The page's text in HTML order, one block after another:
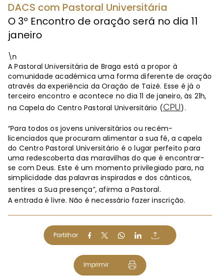
DACS com Pastoral Universitária
O 3º Encontro de oração será no dia 11
janeiro
\n
A Pastoral Universitária de Braga está a propor à
comunidade académica uma forma diferente de oração
através da experiência da Oração de Taizé. Esse é já o
terceiro encontro e acontece no dia 11 de janeiro, às 21h,
na Capela do Centro Pastoral Universitário (CPU).
“Para todos os jovens universitários ou recém-
licenciados que procuram alimentar a sua fé, a capela
do Centro Pastoral Universitário é o lugar perfeito para
uma redescoberta das maravilhas do que é encontrar-
se com Deus. Este é um momento privilegiado para, na
simplicidade das palavras inspiradas e dos cânticos,
sentires a Sua presença”, afirma a Pastoral.
A entrada é livre. Não é necessário fazer inscrição.
Partilhar
Imprimir